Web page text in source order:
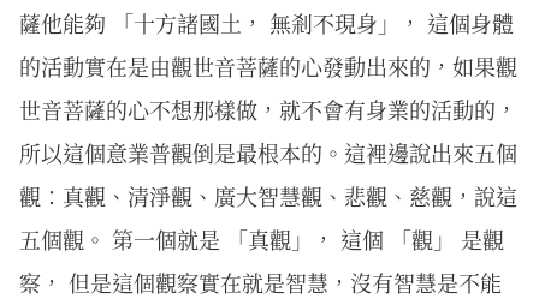
薩他能夠 「十方諸國土， 無剎不現身」， 這個身體
的活動實在是由觀世音菩薩的心發動出來的，如果觀
世音菩薩的心不想那樣做，就不會有身業的活動的，
所以這個意業普觀倒是最根本的。這裡邊說出來五個
觀：真觀、清淨觀、廣大智慧觀、悲觀、慈觀，說這
五個觀。 第一個就是 「真觀」， 這個 「觀」 是觀
察， 但是這個觀察實在就是智慧，沒有智慧是不能